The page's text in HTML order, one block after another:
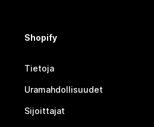
Shopify
Tietoja
Uramahdollisuudet
Sijoittajat